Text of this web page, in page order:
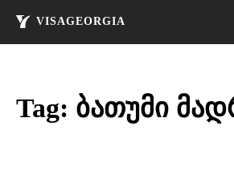
VISAGEORGIA
Tag: ბათუმი